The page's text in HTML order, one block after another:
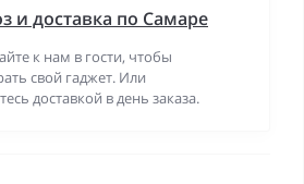
и доставка по Самаре
к нам в гости, чтобы
свой гаджет. Или
доставкой в день заказа.